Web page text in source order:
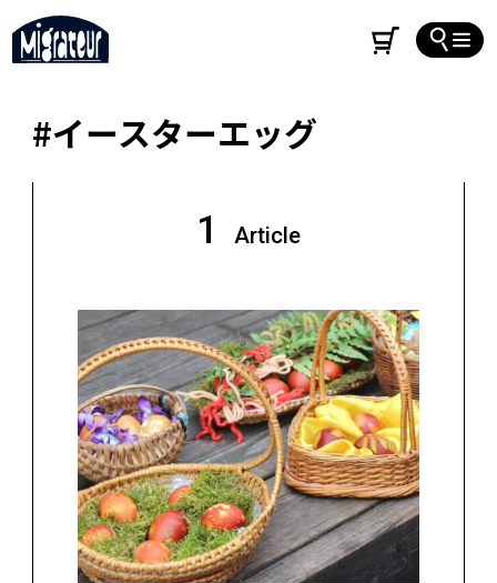
#イースターエッグ
1 Article